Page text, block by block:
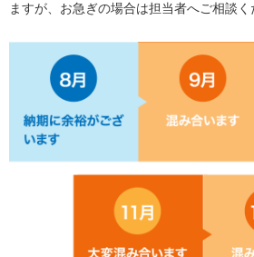
ますが、お急ぎの場合は担当者へご相談く